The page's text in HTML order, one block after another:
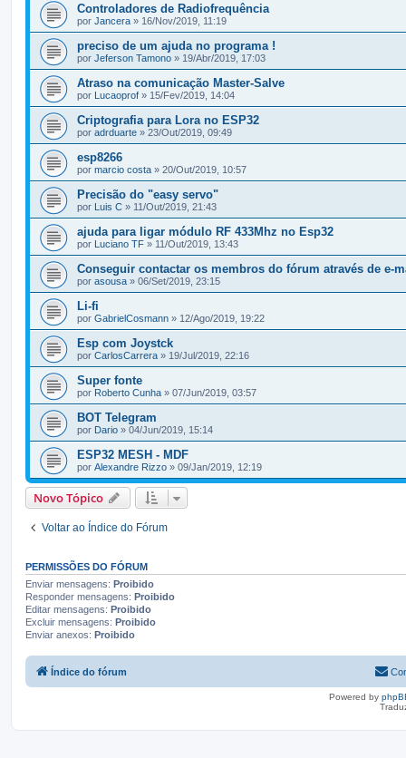
Controladores de Radiofrequência
por Jancera » 16/Nov/2019, 11:19
preciso de um ajuda no programa !
por Jeferson Tamono » 19/Abr/2019, 17:03
Atraso na comunicação Master-Salve
por Lucaoprof » 15/Fev/2019, 14:04
Criptografia para Lora no ESP32
por adrduarte » 23/Out/2019, 09:49
esp8266
por marcio costa » 20/Out/2019, 10:57
Precisão do "easy servo"
por Luis C » 11/Out/2019, 21:43
ajuda para ligar módulo RF 433Mhz no Esp32
por Luciano TF » 11/Out/2019, 13:43
Conseguir contactar os membros do fórum através de e-
por asousa » 06/Set/2019, 23:15
Li-fi
por GabrielCosmann » 12/Ago/2019, 19:22
Esp com Joystck
por CarlosCarrera » 19/Jul/2019, 22:16
Super fonte
por Roberto Cunha » 07/Jun/2019, 03:57
BOT Telegram
por Dario » 04/Jun/2019, 15:14
ESP32 MESH - MDF
por Alexandre Rizzo » 09/Jan/2019, 12:19
Novo Tópico
Voltar ao Índice do Fórum
PERMISSÕES DO FÓRUM
Enviar mensagens: Proibido
Responder mensagens: Proibido
Editar mensagens: Proibido
Excluir mensagens: Proibido
Enviar anexos: Proibido
Índice do fórum
Powered by